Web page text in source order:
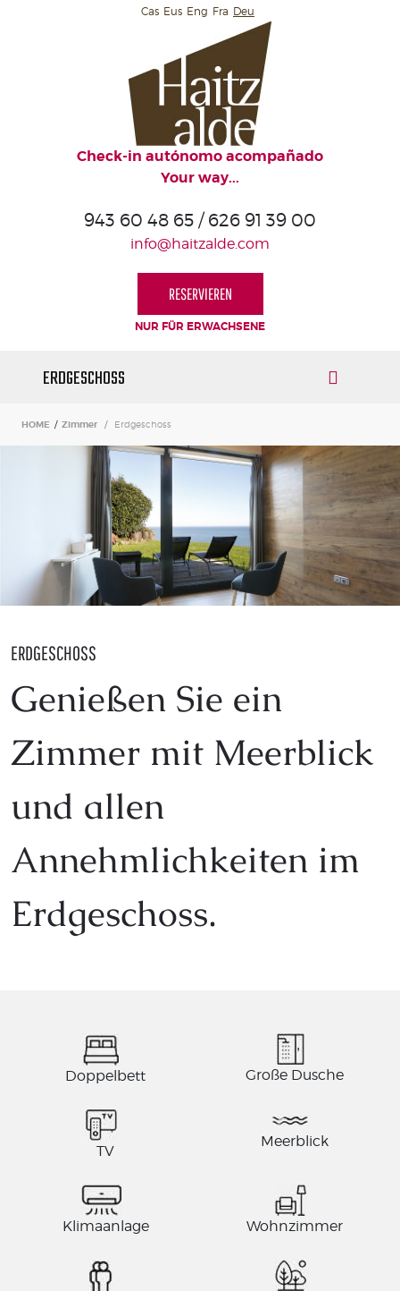
Cas Eus Eng Fra Deu
Check-in autónomo acompañado
Your way...
943 60 48 65 / 626 91 39 00
info@haitzalde.com
RESERVIEREN
NUR FÜR ERWACHSENE
ERDGESCHOSS
STOCK
HOME / Zimmer Erdgeschoss
ERDGESCHOSS
Genießen Sie ein
Zimmer mit Meerblick
und allen
Annehmlichkeiten im
Erdgeschoss.
Doppelbett Große Dusche
TV
Meerblick
Klimaanlage Wohnzimmer